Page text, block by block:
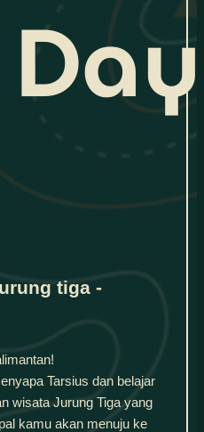
tiga -
Tarsius dan belajar
wisata Jurung Tiga yang
kamu akan menuju ke